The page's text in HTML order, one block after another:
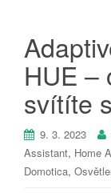
HUE –
svítíte
9. 3. 2023
Assistant, Home
Domotica,